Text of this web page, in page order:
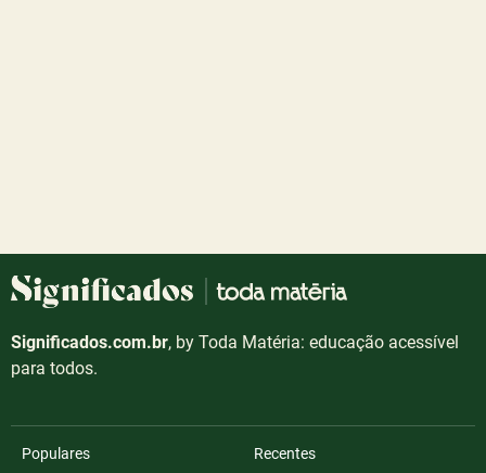
Significados.com.br, by Toda Matéria: educação acessível
para todos.
Populares Recentes